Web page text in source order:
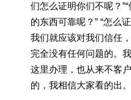
们怎么证明你们不呢？
的东西可靠呢？” “怎么
我们就应该对我们信任
完全没有任何问题的。
这里办理，也从来不客
的，我相信大家看的出